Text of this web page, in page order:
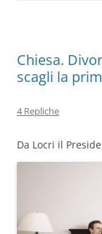
Chiesa.
scagli la
4 Repliche
Da Locri il